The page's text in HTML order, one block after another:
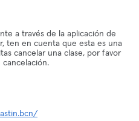
a través de la aplicación de
ten en cuenta que esta es una
cancelar una clase, por favor